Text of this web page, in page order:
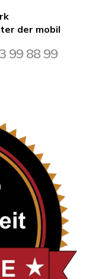
der mobil
99 88 99